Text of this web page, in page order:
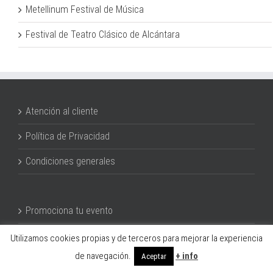
Metellinum Festival de Música
Festival de Teatro Clásico de Alcántara
Atención al cliente
Política de Privacidad
Condiciones generales
Promociona tu evento
¿Cómo funciona?
Suscríbete a nuestra Newsletter
Utilizamos cookies propias y de terceros para mejorar la experiencia
de navegación.
Aceptar + info